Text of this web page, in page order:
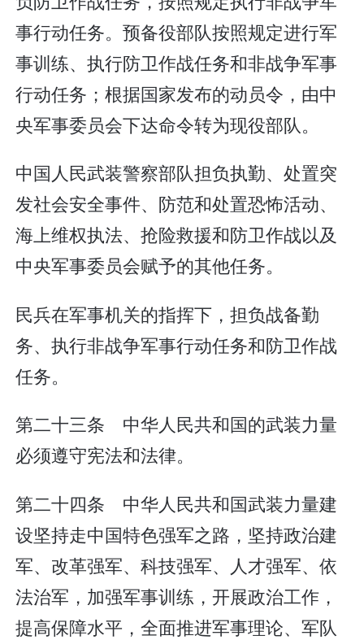
事行动任务。预备役部队按照规定进行军
事训练、执行防卫作战任务和非战争军事
行动任务；根据国家发布的动员令，由中
央军事委员会下达命令转为现役部队。
中国人民武装警察部队担负执勤、处置突
发社会安全事件、防范和处置恐怖活动、
海上维权执法、抢险救援和防卫作战以及
中央军事委员会赋予的其他任务。
民兵在军事机关的指挥下，担负战备勤
务、执行非战争军事行动任务和防卫作战
任务。
第二十三条 中华人民共和国的武装力量
必须遵守宪法和法律。
第二十四条 中华人民共和国武装力量建
设坚持走中国特色强军之路，坚持政治建
军、改革强军、科技强军、人才强军、依
法治军，加强军事训练，开展政治工作，
提高保障水平，全面推进军事理论、军队